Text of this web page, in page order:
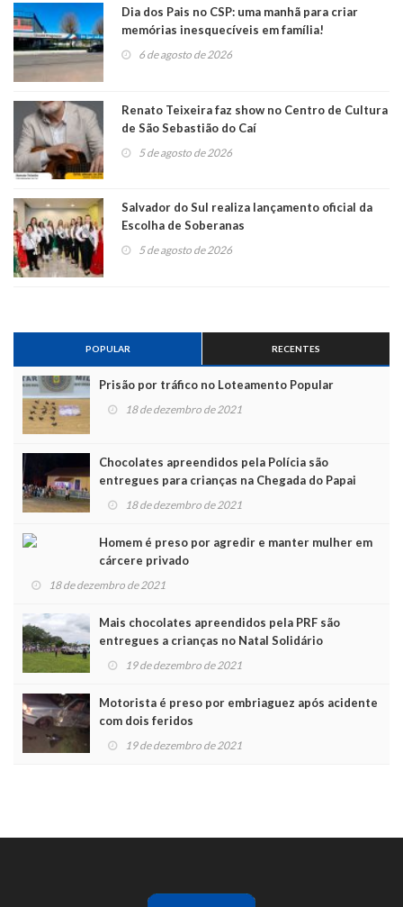
Dia dos Pais no CSP: uma manhã para criar
memórias inesquecíveis em família!
6 de agosto de 2026
Renato Teixeira faz show no Centro de Cultura
de São Sebastião do Caí
5 de agosto de 2026
Salvador do Sul realiza lançamento oficial da
Escolha de Soberanas
5 de agosto de 2026
POPULAR RECENTES
Prisão por tráfico no Loteamento Popular
18 de dezembro de 2021
Chocolates apreendidos pela Polícia são
entregues para crianças na Chegada do Papai
Noel 18 de dezembro de 2021
Homem é preso por agredir e manter mulher em
cárcere privado
18 de dezembro de 2021
Mais chocolates apreendidos pela PRF são
entregues a crianças no Natal Solidário
19 de dezembro de 2021
Motorista é preso por embriaguez após acidente
com dois feridos
19 de dezembro de 2021